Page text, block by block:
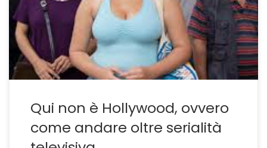
semplice serie televisiva su uno dei fatti di cronaca più
pubblicizzati e popolari del XXI secolo italiano. È un vero
e proprio […]
Qui non è Hollywood, ovvero
come andare oltre serialità